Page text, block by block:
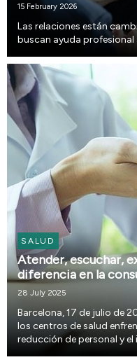
15 February 2026
Las relaciones están
buscan ayuda profesional
SALUD
Atender, escuchar,
diferencia en la
28 July 2025
Barcelona, 17 de julio de
los centros de salud
reducción de personal y